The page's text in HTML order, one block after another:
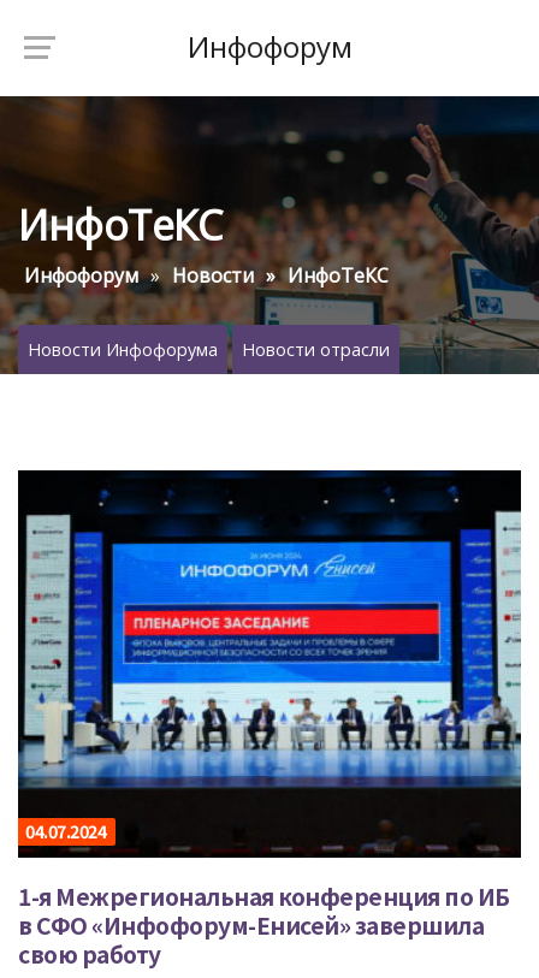
Инфофорум
ИнфоТеКС
Инфофорум Новости ИнфоТеКС
Новости Инфофорума Новости отрасли
04.07.2024
1-я Межрегиональная конференция по ИБ
в СФО «Инфофорум-Енисей» завершила
свою работу